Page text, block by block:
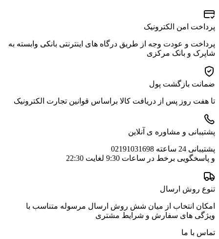
پرداخت امن الکترونیک
پرداخت و عودت وجه از طریق درگاه های اینترنتی بانکی وابسته به
شاپرک و بانک مرکزی
ضمانت بازگشت پول
تا هفت روز پس از دریافت کالا براساس قوانین تجارت الکترونیک
پشتیبانی و مشاوره ی آنلاین
پشتیبانی 24 ساعته 02191031698
و پاسخگویی برخط در ساعات 9:30 لغایت 22:30
تنوع روش ارسال
امکان انتخاب از میان شش روش ارسال مرسوله متناسب با
ویژگی های سفارش و شرایط مشتری
تماس با ما